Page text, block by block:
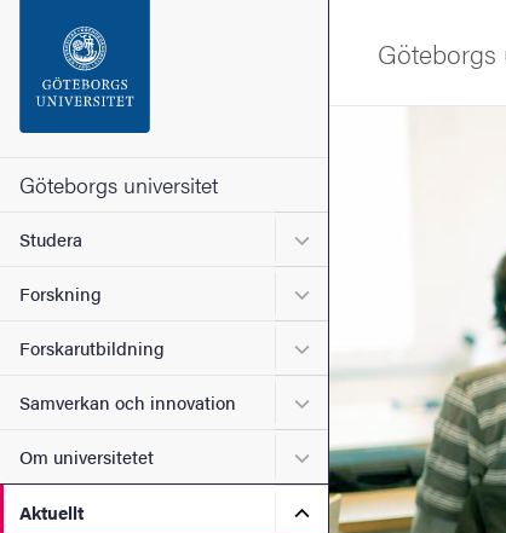
Sidfoten
Om webbplatsen
Göteborgs universitet
Studera Undermeny för Studera
Forskning Undermeny för
Forskarutbildning Undermeny för
Samverkan och innovation Undermeny för
Om universitetet Undermeny för Om
Aktuellt Undermeny för Aktuellt
Göteborgs